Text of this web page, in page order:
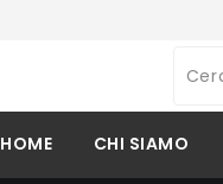
HOME CHI SIAMO